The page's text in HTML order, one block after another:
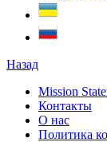
Назад
Mission
Контакты
О нас
Политика